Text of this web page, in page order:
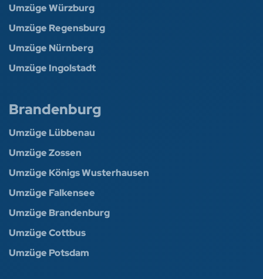
Umzüge Würzburg
Umzüge Regensburg
Umzüge Nürnberg
Umzüge Ingolstadt
Brandenburg
Umzüge Lübbenau
Umzüge Zossen
Umzüge Königs Wusterhausen
Umzüge Falkensee
Umzüge Brandenburg
Umzüge Cottbus
Umzüge Potsdam